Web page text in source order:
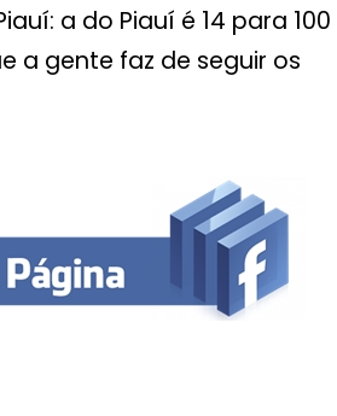
a do Piauí é 14 para 100
a gente faz de seguir os